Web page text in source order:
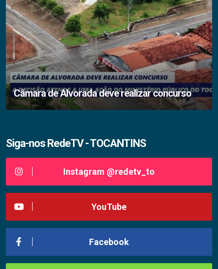
Câmara de Alvorada deve realizar concurso
Siga-nos RedeTV - TOCANTINS
Instagram @redetv_to
YouTube
Facebook